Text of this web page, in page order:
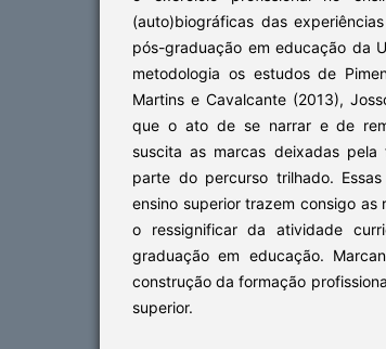
(auto)biográficas das
pós-graduação em educação da
metodologia os estudos de
Martins e Cavalcante (2013),
que o ato de se narrar e de
suscita as marcas deixadas
parte do percurso trilhado.
ensino superior trazem consigo
o ressignificar da atividade
graduação em educação.
construção da formação
superior.